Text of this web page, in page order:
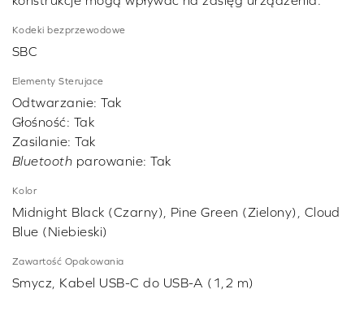
Kodeki bezprzewodowe
SBC
Elementy Sterujace
Odtwarzanie: Tak
Głośność: Tak
Zasilanie: Tak
Bluetooth parowanie: Tak
Kolor
Midnight Black (Czarny), Pine Green (Zielony), Cloud
Blue (Niebieski)
Zawartość Opakowania
Smycz, Kabel USB-C do USB-A (1,2 m)